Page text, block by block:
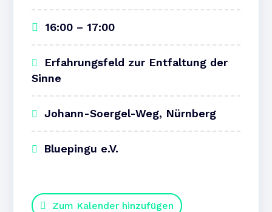
16:00 – 17:00
Erfahrungsfeld zur Entfaltung der
Sinne
Johann-Soergel-Weg, Nürnberg
Bluepingu e.V.
Zum Kalender hinzufügen